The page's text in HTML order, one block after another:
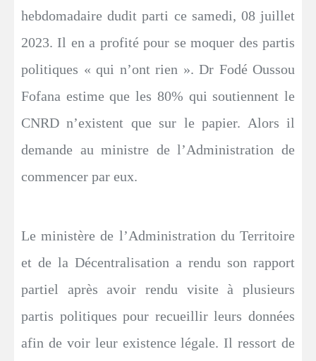
hebdomadaire dudit parti ce samedi, 08 juillet
2023. Il en a profité pour se moquer des partis
politiques « qui n’ont rien ». Dr Fodé Oussou
Fofana estime que les 80% qui soutiennent le
CNRD n’existent que sur le papier. Alors il
demande au ministre de l’Administration de
commencer par eux.
Le ministère de l’Administration du Territoire
et de la Décentralisation a rendu son rapport
partiel après avoir rendu visite à plusieurs
partis politiques pour recueillir leurs données
afin de voir leur existence légale. Il ressort de